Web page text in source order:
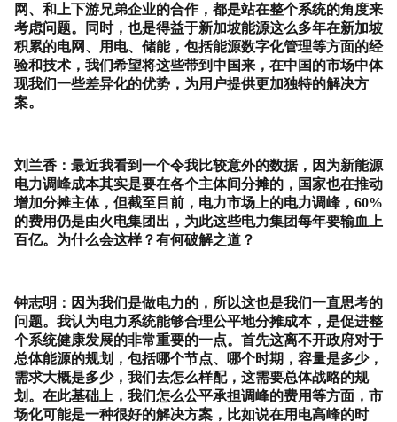
网、和上下游兄弟企业的合作，都是站在整个系统的角度来
考虑问题。同时，也是得益于新加坡能源这么多年在新加坡
积累的电网、用电、储能，包括能源数字化管理等方面的经
验和技术，我们希望将这些带到中国来，在中国的市场中体
现我们一些差异化的优势，为用户提供更加独特的解决方
案。
刘兰香：最近我看到一个令我比较意外的数据，因为新能源
电力调峰成本其实是要在各个主体间分摊的，国家也在推动
增加分摊主体，但截至目前，电力市场上的电力调峰， 60%
的费用仍是由火电集团出，为此这些电力集团每年要输血上
百亿。为什么会这样？有何破解之道？
钟志明：因为我们是做电力的，所以这也是我们一直思考的
问题。我认为电力系统能够合理公平地分摊成本，是促进整
个系统健康发展的非常重要的一点。首先这离不开政府对于
总体能源的规划，包括哪个节点、哪个时期，容量是多少，
需求大概是多少，我们去怎么样配，这需要总体战略的规
划。在此基础上，我们怎么公平承担调峰的费用等方面，市
场化可能是一种很好的解决方案，比如说在用电高峰的时